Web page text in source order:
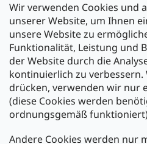
Wir verwenden Cookies und
unserer Website, um Ihnen
unsere Website zu
Funktionalität, Leistung und
der Website durch die
kontinuierlich zu verbessern.
drücken, verwenden wir nur
(diese Cookies werden
ordnungsgemäß
Andere Cookies werden nur
Filiale Ulm
Zahlung und Versand
Versand mit: